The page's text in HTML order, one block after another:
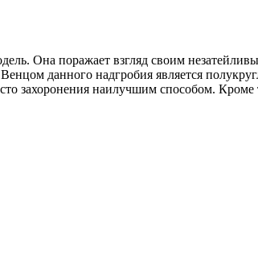
Она поражает взгляд своим
данного надгробия является
захоронения наилучшим способом. Кроме